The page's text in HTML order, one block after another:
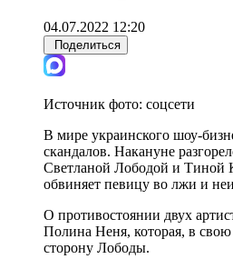
04.07.2022 12:20
Поделиться
Источник фото: соцсети
В мире украинского шоу-
скандалов. Накануне
Светланой Лободой и Тиной
обвиняет певицу во лжи и
О противостоянии двух
Полина Неня, которая, в свою
сторону Лободы.